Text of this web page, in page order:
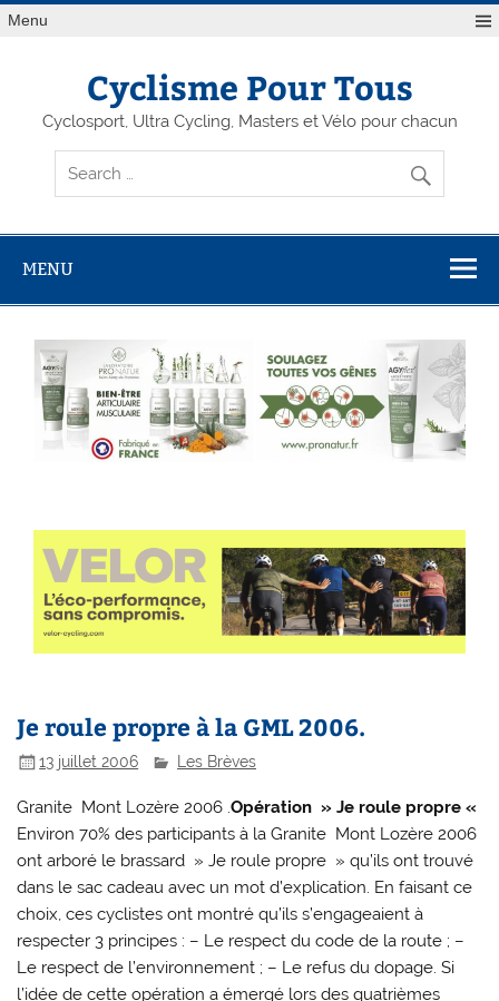
Menu
Cyclisme Pour Tous
Cyclosport, Ultra Cycling, Masters et Vélo pour chacun
MENU
Je roule propre à la GML 2006.
13 juillet 2006 Les Brèves
Granite  Mont Lozère 2006 .Opération » Je roule propre «
Environ 70% des participants à la Granite  Mont Lozère 2006
ont arboré le brassard » Je roule propre » qu’ils ont trouvé
dans le sac cadeau avec un mot d’explication. En faisant ce
choix, ces cyclistes ont montré qu’ils s’engageaient à
respecter 3 principes : – Le respect du code de la route ; –
Le respect de l’environnement ; – Le refus du dopage. Si
l’idée de cette opération a émergé lors des quatrièmes